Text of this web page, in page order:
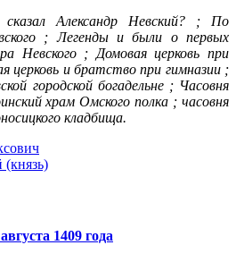
Александр Невский? ; По
; Легенды и были о первых
Невского ; Домовая церковь при
церковь и братство при гимназии ;
городской богадельне ; Часовня
храм Омского полка ; часовня
кладбища.
(князь)
1409 года